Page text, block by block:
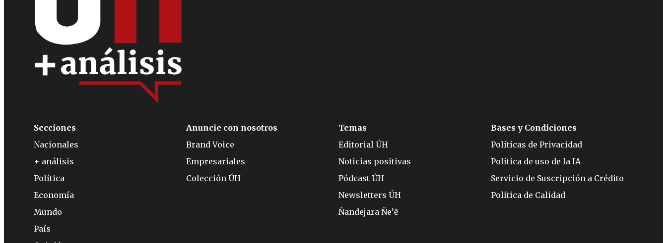
Secciones
Nacionales
+ análisis
Política
Economía
Mundo
País
Anuncie con nosotros
Brand Voice
Empresariales
Colección ÚH
Temas
Editorial ÚH
Noticias positivas
Pódcast ÚH
Newsletters ÚH
Ñandejara Ñe’ẽ
Bases y Condiciones
Políticas de Privacidad
Política de uso de la IA
Servicio de Suscripción a Crédito
Política de Calidad